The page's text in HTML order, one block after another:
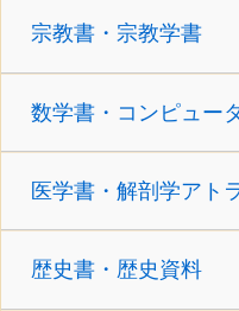
宗教書・宗教学書
数学書・コンピュー
医学書・解剖学アト
歴史書・歴史資料